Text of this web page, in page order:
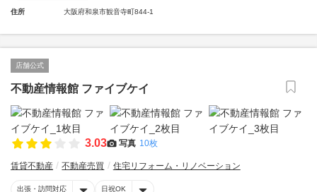
住所 大阪府和泉市観音寺町844-1
店舗公式
不動産情報館 ファイブケイ
3.03 写真 10枚
賃貸不動産 不動産売買 住宅リフォーム・リノベーション
出張・訪問対応 日祝OK